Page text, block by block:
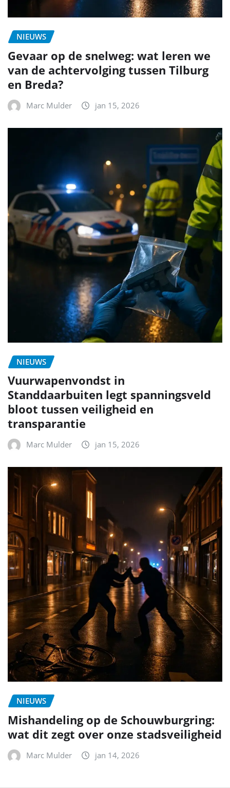
NIEUWS
Gevaar op de snelweg: wat leren we
van de achtervolging tussen Tilburg
en Breda?
Marc Mulder jan 15, 2026
NIEUWS
Vuurwapenvondst in
Standdaarbuiten legt spanningsveld
bloot tussen veiligheid en
transparantie
Marc Mulder jan 15, 2026
NIEUWS
Mishandeling op de Schouwburgring:
wat dit zegt over onze stadsveiligheid
Marc Mulder jan 14, 2026